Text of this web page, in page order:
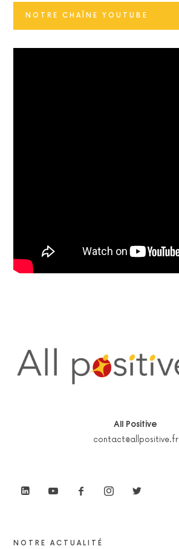
NOTRE CHAÎNE YOUTUBE
All Positive
contact@allpositive.fr
NOTRE ACTUALITÉ